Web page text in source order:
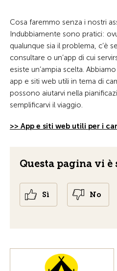
Cosa faremmo senza i nostri
Indubbiamente sono pratici:
qualunque sia il problema, c’è
consultare o un’app di cui
esiste un’ampia scelta.
app e siti web utili in tema di
possono aiutarvi nella
semplificarvi il viaggio.
>> App e siti web utili per i
Questa pagina vi è
Sì No